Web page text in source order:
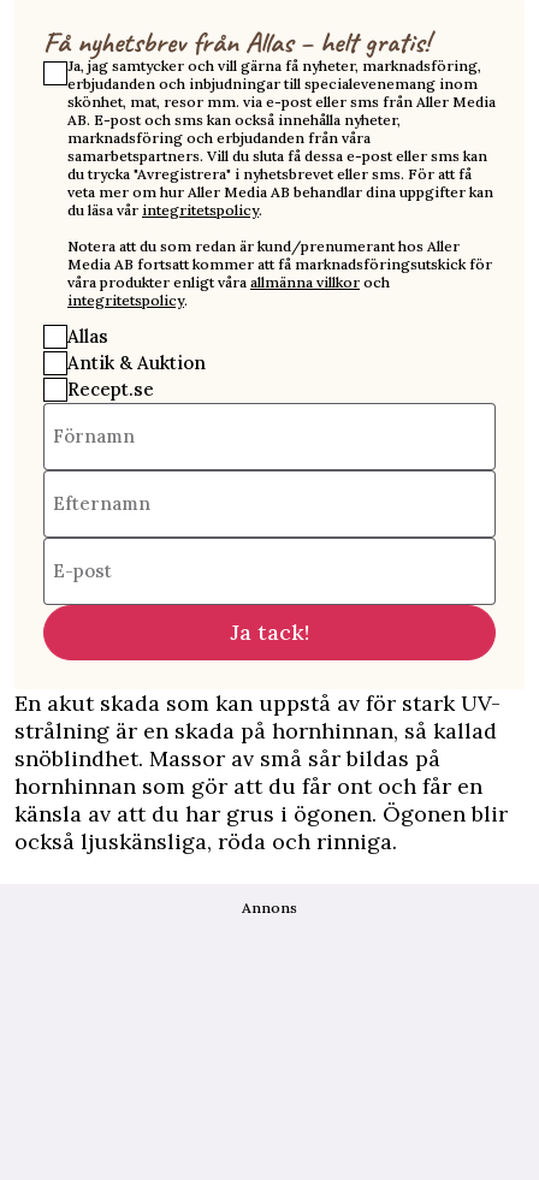
Få nyhetsbrev från Allas – helt gratis!
Ja, jag samtycker och vill gärna få nyheter, marknadsföring,
erbjudanden och inbjudningar till specialevenemang inom
skönhet, mat, resor mm. via e-post eller sms från Aller Media
AB. E-post och sms kan också innehålla nyheter,
marknadsföring och erbjudanden från våra
samarbetspartners. Vill du sluta få dessa e-post eller sms kan
du trycka "Avregistrera" i nyhetsbrevet eller sms. För att få
veta mer om hur Aller Media AB behandlar dina uppgifter kan
du läsa vår integritetspolicy.
Notera att du som redan är kund/prenumerant hos Aller
Media AB fortsatt kommer att få marknadsföringsutskick för
våra produkter enligt våra allmänna villkor och
integritetspolicy.
Allas
Antik & Auktion
Recept.se
Förnamn
Efternamn
E-post
Ja tack!
En akut skada som kan uppstå av för stark UV-
strålning är en skada på hornhinnan, så kallad
snöblindhet. Massor av små sår bildas på
hornhinnan som gör att du får ont och får en
känsla av att du har grus i ögonen. Ögonen blir
också ljuskänsliga, röda och rinniga.
Annons